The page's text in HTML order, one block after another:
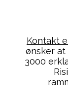
Kontakt
ønsker at
3000